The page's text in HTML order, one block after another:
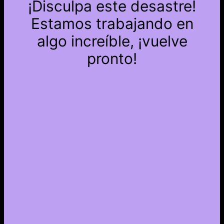
¡Disculpa este desastre!
Estamos trabajando en
algo increíble, ¡vuelve
pronto!